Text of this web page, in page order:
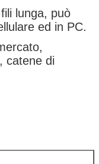
lunga, può
ed in PC.
catene di